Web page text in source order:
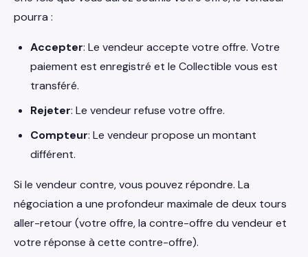
pourra :
Accepter: Le vendeur accepte votre offre. Votre
paiement est enregistré et le Collectible vous est
transféré.
Rejeter: Le vendeur refuse votre offre.
Compteur: Le vendeur propose un montant
différent.
Si le vendeur contre, vous pouvez répondre. La
négociation a une profondeur maximale de deux tours
aller-retour (votre offre, la contre-offre du vendeur et
votre réponse à cette contre-offre).